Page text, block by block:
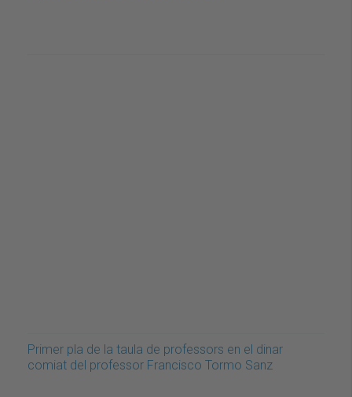
Primer pla de la taula de professors en el dinar
comiat del professor Francisco Tormo Sanz